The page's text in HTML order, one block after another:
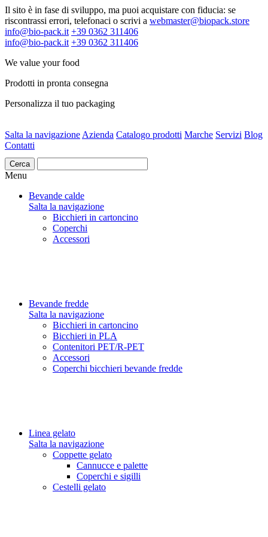
Il sito è in fase di sviluppo, ma puoi acquistare con fiducia: se
riscontrassi errori, telefonaci o scrivi a webmaster@biopack.store
info@bio-pack.it +39 0362 311406
info@bio-pack.it +39 0362 311406
We value your food
Prodotti in pronta consegna
Personalizza il tuo packaging
Salta la navigazione Azienda Catalogo prodotti Marche Servizi Blog
Contatti
Cerca
Menu
Bevande calde
Salta la navigazione
Bicchieri in cartoncino
Coperchi
Accessori
Bevande fredde
Salta la navigazione
Bicchieri in cartoncino
Bicchieri in PLA
Contenitori PET/R-PET
Accessori
Coperchi bicchieri bevande fredde
Linea gelato
Salta la navigazione
Coppette gelato
Cannucce e palette
Coperchi e sigilli
Cestelli gelato